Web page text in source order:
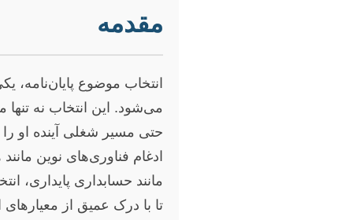
مقدمه
انتخاب موضوع
می‌شود. این انتخاب نه
حتی مسیر شغلی آینده او را
ادغام فناوری‌های نوین
مانند حسابداری پایداری،
تا با درک عمیق از